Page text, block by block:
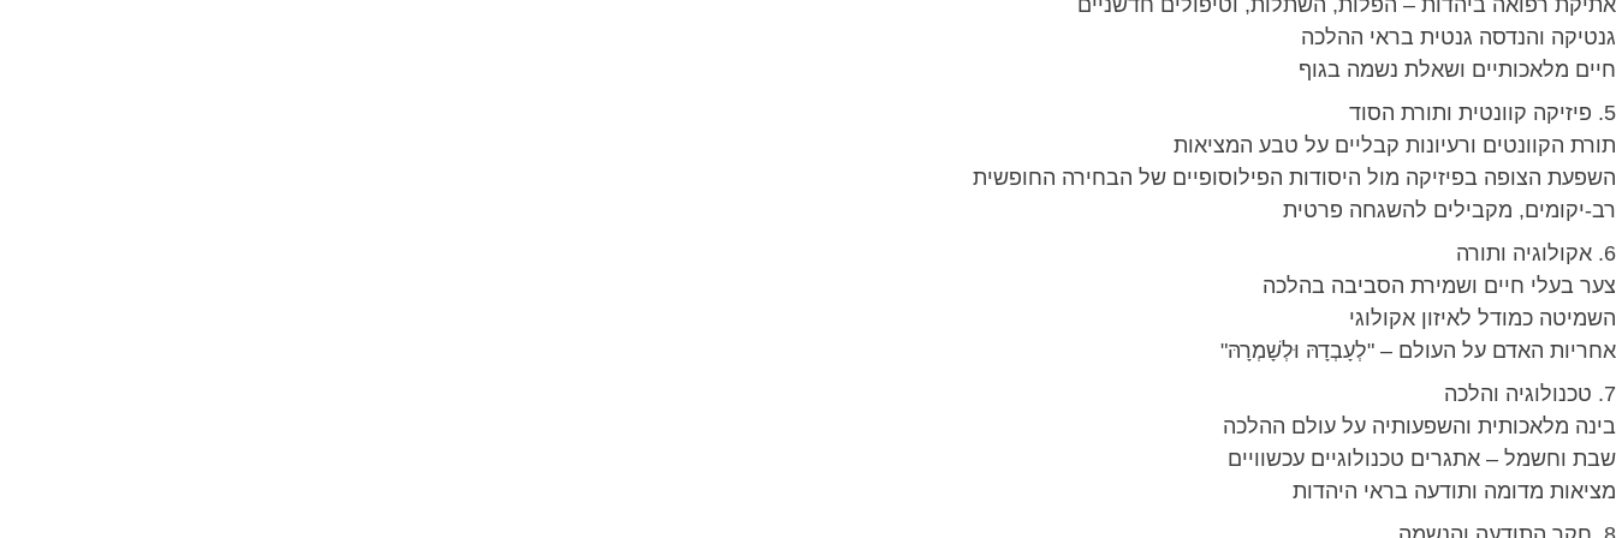
גנטיקה והנדסה גנטית בראי ההלכה
חיים מלאכותיים ושאלת נשמה בגוף
5. פיזיקה קוונטית ותורת הסוד
תורת הקוונטים ורעיונות קבליים על טבע המציאות
השפעת הצופה בפיזיקה מול היסודות הפילוסופיים של הבחירה החופשית
רב-יקומים, מקבילים להשגחה פרטית
6. אקולוגיה ותורה
צער בעלי חיים ושמירת הסביבה בהלכה
השמיטה כמודל לאיזון אקולוגי
אחריות האדם על העולם – "לְעָבְדָהּ וּלְשָׁמְרָהּ"
7. טכנולוגיה והלכה
בינה מלאכותית והשפעותיה על עולם ההלכה
שבת וחשמל – אתגרים טכנולוגיים עכשוויים
מציאות מדומה ותודעה בראי היהדות